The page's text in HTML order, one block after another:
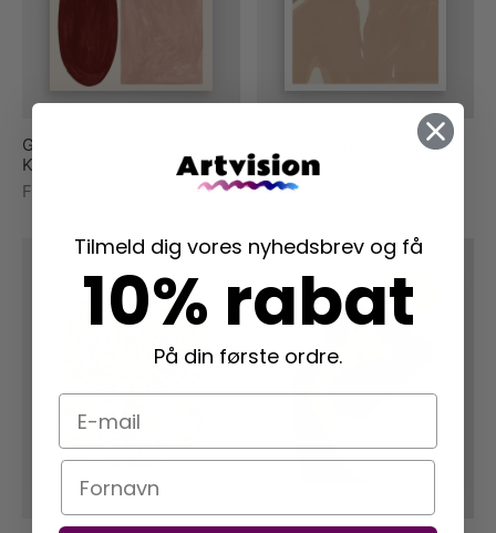
Geometric Shapes –
Kunstary
Fra
Bold Earrings – Sacrée
Fragine
Fra 79,00
Tilmeld dig vores nyhedsbrev og få
10% rabat
På din første ordre.
E-mail
Navn